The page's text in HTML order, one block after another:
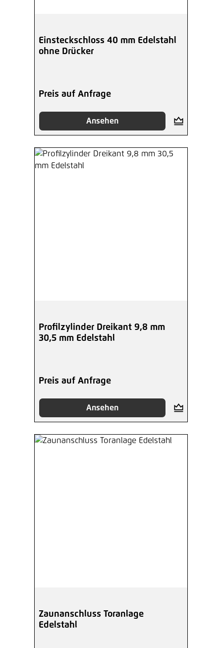
Einsteckschloss 40 mm Edelstahl
ohne Drücker
Preis auf Anfrage
Ansehen
Profilzylinder Dreikant 9,8 mm
30,5 mm Edelstahl
Preis auf Anfrage
Ansehen
Zaunanschluss Toranlage
Edelstahl